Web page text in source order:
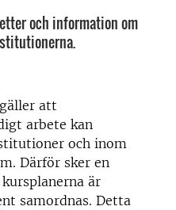
och information om
att
arbete kan
och inom
Därför sker en
är
samordnas. Detta